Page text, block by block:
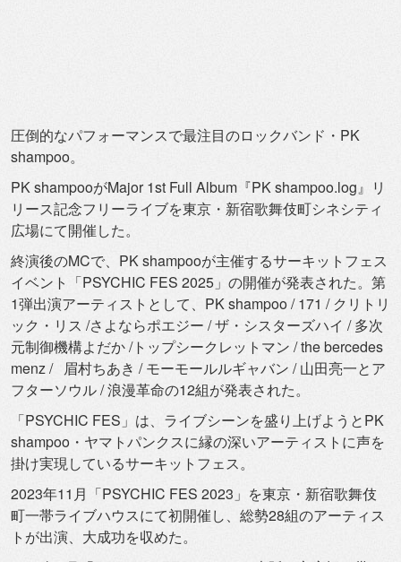
圧倒的なパフォーマンスで最注目のロックバンド・PK
shampoo。
PK shampooがMajor 1st Full Album『PK shampoo.log』リ
リース記念フリーライブを東京・ 新宿歌舞伎町シネシティ
広場にて開催した。
終演後のMCで、PK shampooが主催するサーキットフェス
イベント「PSYCHIC FES 2025」の開催が発表された。第
1弾出演アーティストとして、 PK shampoo / 171 / クリトリ
ック・リス /さよならポエジー / ザ・シスターズハイ / 多次
元制御機構よだか /トップシークレットマン / the bercedes
menz / 眉村ちあき / モーモールルギャバン / 山田亮一とア
フターソウル / 浪漫革命の12組が発表された。
「PSYCHIC FES」は、ライブシーンを盛り上げようとPK
shampoo・ ヤマトパンクスに縁の深いアーティストに声を
掛け実現しているサーキットフェス。
2023年11月「PSYCHIC FES 2023」を東京・新宿歌舞伎
町一帯ライブハウスにて初開催し、 総勢28組のアーティス
トが出演、大成功を収めた。